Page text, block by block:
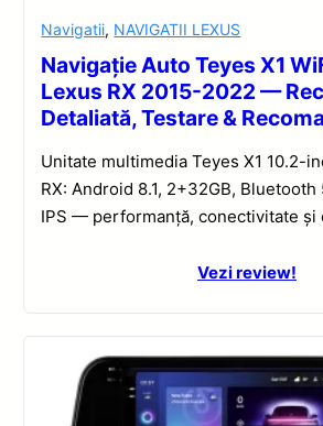
Navigatii, NAVIGATII LEXUS
Navigație Auto Teyes X1
Lexus RX 2015-2022 —
Detaliată, Testare &
Unitate multimedia Teyes X1 10.2-
RX: Android 8.1, 2+32GB, Bluetooth
IPS — performanță, conectivitate și
Vezi review!